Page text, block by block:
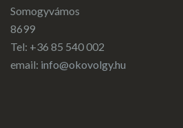
Somogyvámos
8699
Tel: +36 85 540 002
email: info@okovolgy.hu